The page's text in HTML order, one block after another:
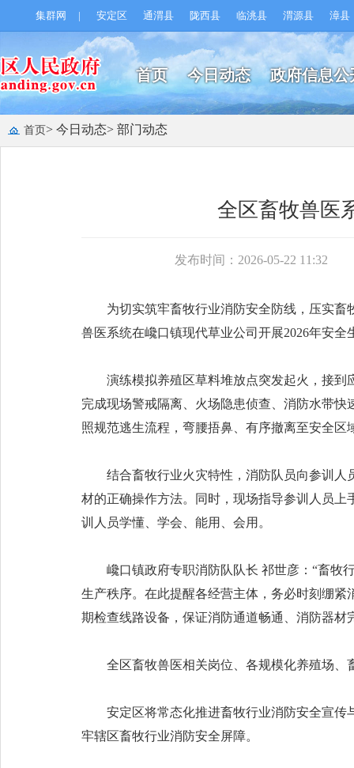
集群网 | 安定区 通渭县 陇西县 临洮县 渭源县 漳县
首页 今日动态 政府信息公
首页> 今日动态> 部门动态
全区畜牧兽医
发布时间：2026-05-22 11:32
为切实筑牢畜牧行业消防安全防线，压实
兽医系统在巉口镇现代草业公司开展2026年安全
演练模拟养殖区草料堆放点突发起火，接
完成现场警戒隔离、火场隐患侦查、消防水带
照规范逃生流程，弯腰捂鼻、有序撤离至安全区
结合畜牧行业火灾特性，消防队员向参训
材的正确操作方法。同时，现场指导参训人员
训人员学懂、学会、能用、会用。
巉口镇政府专职消防队队长 祁世彦：“畜牧
生产秩序。在此提醒各经营主体，务必时刻绷
期检查线路设备，保证消防通道畅通、消防器材
全区畜牧兽医相关岗位、各规模化养殖场、
安定区将常态化推进畜牧行业消防安全宣
牢辖区畜牧行业消防安全屏障。